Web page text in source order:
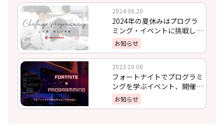
2024.06.20
2024年の夏休みはプログラ
ミング・イベントに挑戦しよ
う！
お知らせ
2023.10.08
フォートナイトでプログラミ
ングを学ぶイベント、開催決
定！！
お知らせ